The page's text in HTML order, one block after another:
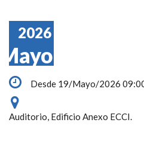
Mayo
2026
Desde 19/Mayo/2026
Auditorio, Edificio Anexo ECCI.